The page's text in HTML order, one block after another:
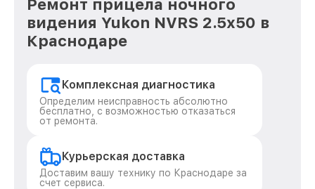
Ремонт прицела ночного
видения Yukon NVRS 2.5x50 в
Краснодаре
Комплексная диагностика
Определим неисправность абсолютно
бесплатно, с возможностью отказаться
от ремонта.
Курьерская доставка
Доставим вашу технику по Краснодаре за
счет сервиса.